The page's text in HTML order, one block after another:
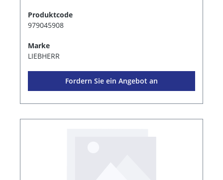
Produktcode
979045908
Marke
LIEBHERR
Fordern Sie ein Angebot an